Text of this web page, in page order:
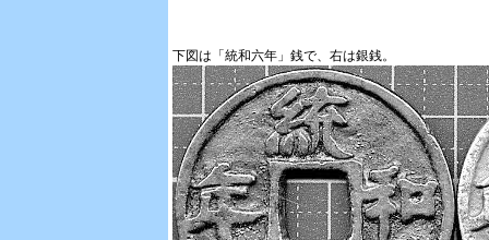
下図は「統和六年」銭で、右は銀銭。